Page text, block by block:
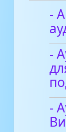
-
-
-